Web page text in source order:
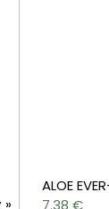
ALOE
7.38 €